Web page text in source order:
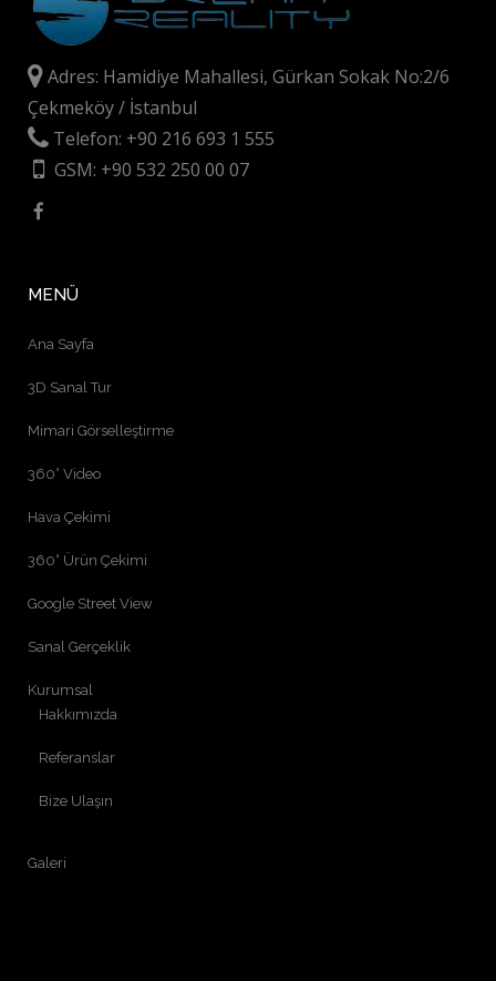
Adres: Hamidiye Mahallesi, Gürkan Sokak No:2/6
Çekmeköy / İstanbul
Telefon: +90 216 693 1 555
GSM: +90 532 250 00 07
MENÜ
Ana Sayfa
3D Sanal Tur
Mimari Görselleştirme
360° Video
Hava Çekimi
360° Ürün Çekimi
Google Street View
Sanal Gerçeklik
Kurumsal
Hakkımızda
Referanslar
Bize Ulaşın
Galeri